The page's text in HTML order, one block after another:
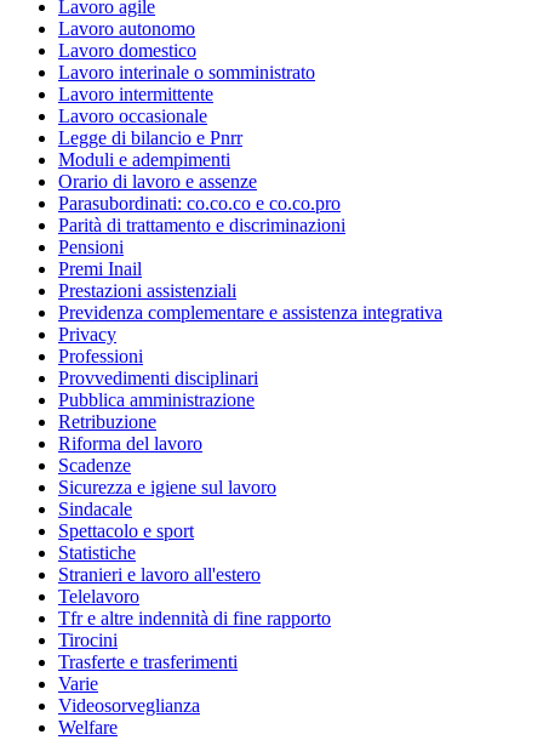
Lavoro agile
Lavoro autonomo
Lavoro domestico
Lavoro interinale o somministrato
Lavoro intermittente
Lavoro occasionale
Legge di bilancio e Pnrr
Moduli e adempimenti
Orario di lavoro e assenze
Parasubordinati: co.co.co e co.co.pro
Parità di trattamento e discriminazioni
Pensioni
Premi Inail
Prestazioni assistenziali
Previdenza complementare e assistenza integrativa
Privacy
Professioni
Provvedimenti disciplinari
Pubblica amministrazione
Retribuzione
Riforma del lavoro
Scadenze
Sicurezza e igiene sul lavoro
Sindacale
Spettacolo e sport
Statistiche
Stranieri e lavoro all'estero
Telelavoro
Tfr e altre indennità di fine rapporto
Tirocini
Trasferte e trasferimenti
Varie
Videosorveglianza
Welfare